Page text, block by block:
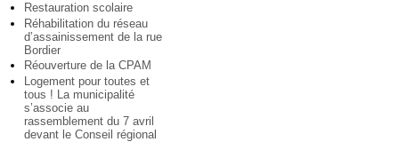
Restauration scolaire
Réhabilitation du réseau
d’assainissement de la rue
Bordier
Réouverture de la CPAM
Logement pour toutes et
tous ! La municipalité
s’associe au
rassemblement du 7 avril
devant le Conseil régional